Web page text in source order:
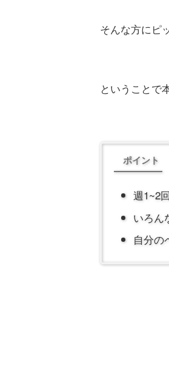
そんな方にピ
ということで
ポイント
週1~2
いろん
自分の